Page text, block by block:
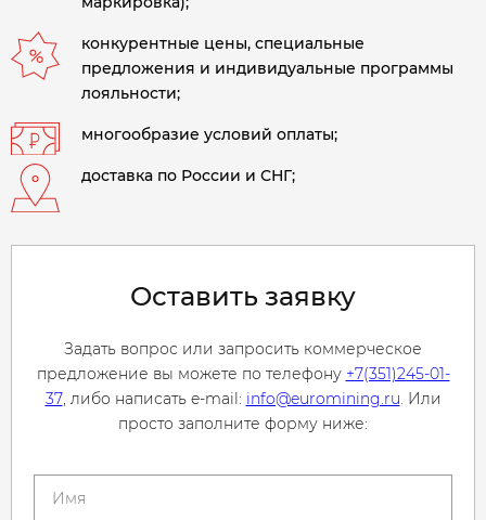
конкурентные цены, специальные
предложения и индивидуальные программы
лояльности;
многообразие условий оплаты;
доставка по России и СНГ;
Оставить заявку
Задать вопрос или запросить коммерческое
предложение вы можете по телефону +7(351)245-01-
37, либо написать e-mail: info@euromining.ru. Или
просто заполните форму ниже: